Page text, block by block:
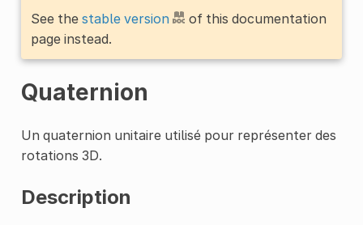
See the stable version
of this documentation
page instead.
Quaternion
Un quaternion unitaire utilisé pour représenter des
rotations 3D.
Description